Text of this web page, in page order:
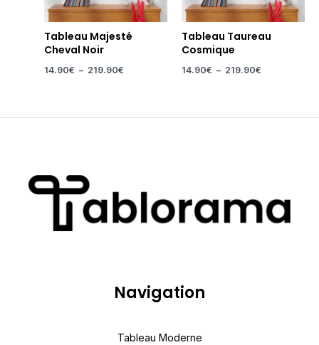
Tableau Majesté
Cheval Noir
14.90€ – 219.90€
Tableau Taureau
Cosmique
14.90€ – 219.90€
Navigation
Tableau Moderne